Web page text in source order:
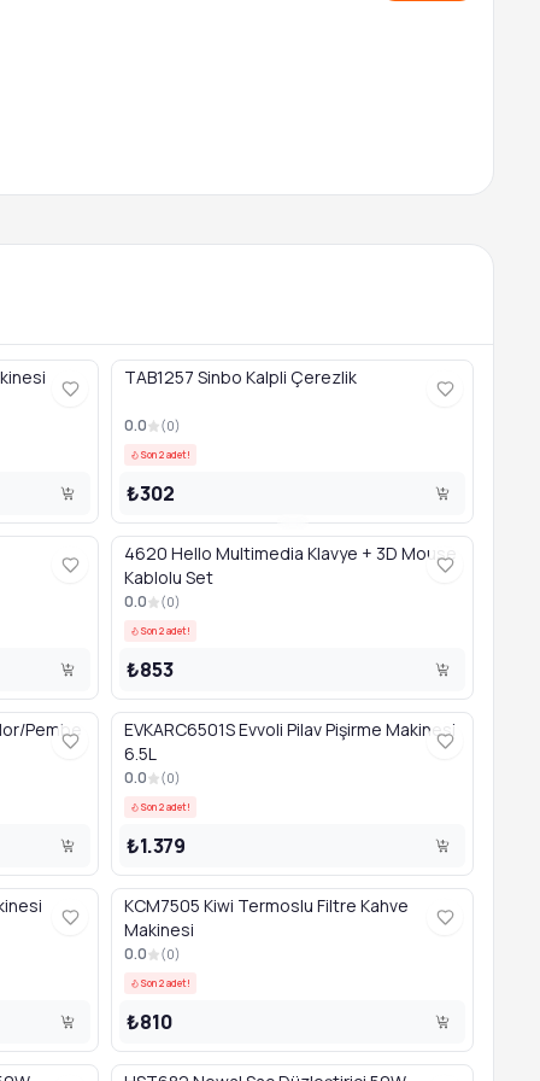
TAB1257 Sinbo Kalpli Çerezlik
0.0 (0)
Son 2 adet!
₺302
4620 Hello Multimedia Klavye + 3D Mouse
Kablolu Set
0.0 (0)
Son 2 adet!
₺853
Pembe
EVKARC6501S Evvoli Pilav Pişirme Makinesi
6.5L
0.0 (0)
Son 2 adet!
₺1.379
KCM7505 Kiwi Termoslu Filtre Kahve
Makinesi
0.0 (0)
Son 2 adet!
₺810